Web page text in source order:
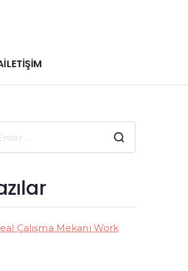
İLETİŞİM
c
Çalışma Mekanı Work